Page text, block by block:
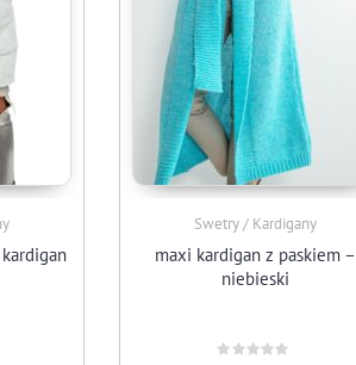
Swetry / Kardigany
maxi kardigan z paskiem –
niebieski